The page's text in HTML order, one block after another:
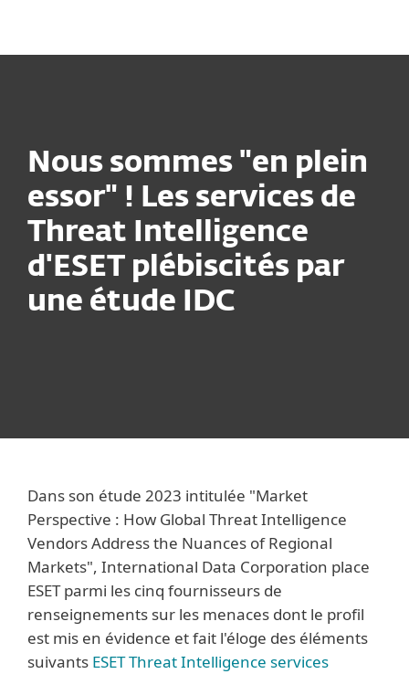
Nous sommes "en plein
essor" ! Les services de
Threat Intelligence
d'ESET plébiscités par
une étude IDC
Dans son étude 2023 intitulée "Market
Perspective : How Global Threat Intelligence
Vendors Address the Nuances of Regional
Markets", International Data Corporation place
ESET parmi les cinq fournisseurs de
renseignements sur les menaces dont le profil
est mis en évidence et fait l'éloge des éléments
suivants ESET Threat Intelligence services